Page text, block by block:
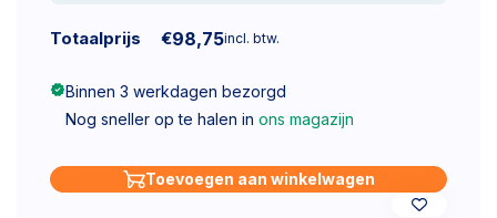
Totaalprijs €98,75incl. btw.
Binnen 3 werkdagen bezorgd
Nog sneller op te halen in ons magazijn
Toevoegen aan winkelwagen